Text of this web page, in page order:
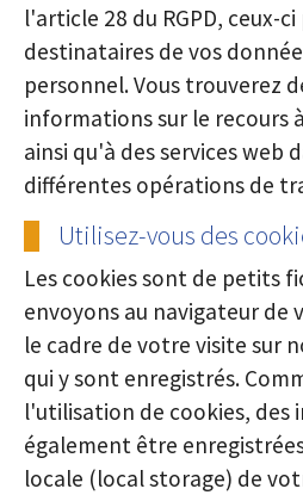
l'article 28 du RGPD, ceux-
destinataires de vos
personnel. Vous trouverez
informations sur le recours
ainsi qu'à des services web
différentes opérations de
Utilisez-vous des
Les cookies sont de petits
envoyons au navigateur de
le cadre de votre visite sur
qui y sont enregistrés.
l'utilisation de cookies,
également être
locale (local storage) de